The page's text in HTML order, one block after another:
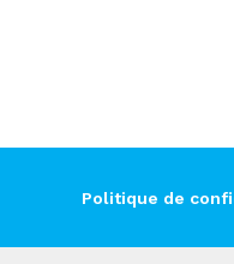
Politique de